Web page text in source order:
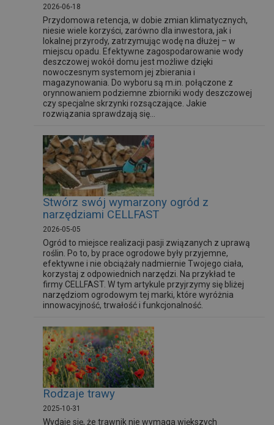
2026-06-18
Przydomowa retencja, w dobie zmian klimatycznych,
niesie wiele korzyści, zarówno dla inwestora, jak i
lokalnej przyrody, zatrzymując wodę na dłużej – w
miejscu opadu. Efektywne zagospodarowanie wody
deszczowej wokół domu jest możliwe dzięki
nowoczesnym systemom jej zbierania i
magazynowania. Do wyboru są m.in. połączone z
orynnowaniem podziemne zbiorniki wody deszczowej
czy specjalne skrzynki rozsączające. Jakie
rozwiązania sprawdzają się...
Stwórz swój wymarzony ogród z
narzędziami CELLFAST
2026-05-05
Ogród to miejsce realizacji pasji związanych z uprawą
roślin. Po to, by prace ogrodowe były przyjemne,
efektywne i nie obciążały nadmiernie Twojego ciała,
korzystaj z odpowiednich narzędzi. Na przykład te
firmy CELLFAST. W tym artykule przyjrzymy się bliżej
narzędziom ogrodowym tej marki, które wyróżnia
innowacyjność, trwałość i funkcjonalność.
Rodzaje trawy
2025-10-31
Wydaje się, że trawnik nie wymaga większych